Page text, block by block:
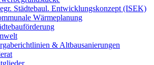
Städtebaul. Entwicklungskonzept (ISEK)
Wärmeplanung
& Altbausanierungen